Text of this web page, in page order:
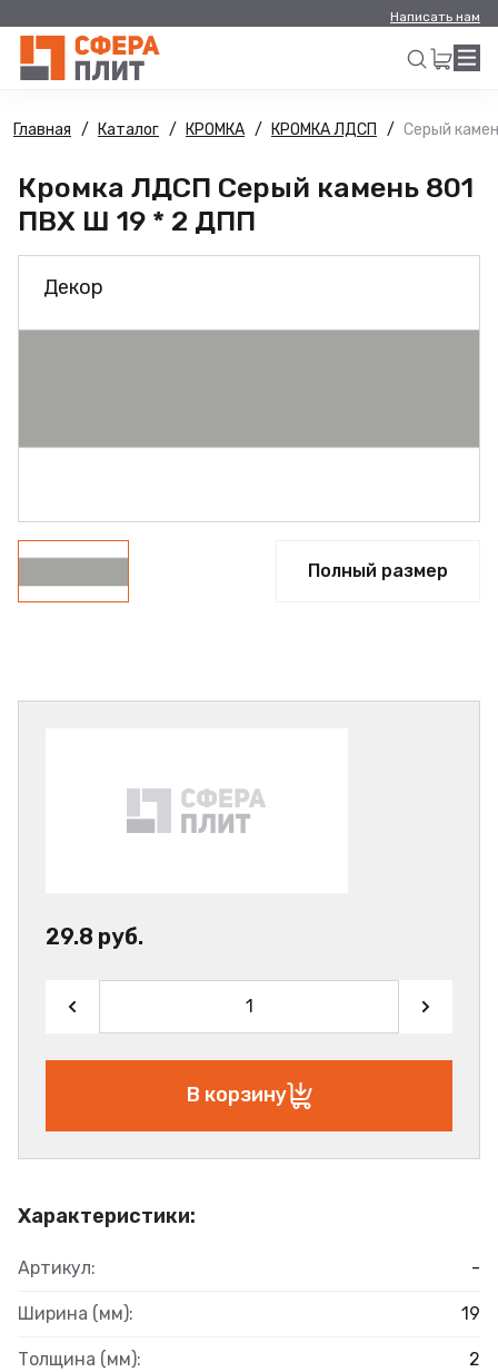
Написать нам
Искать
Главная Каталог КРОМКА КРОМКА ЛДСП Серый
Кромка ЛДСП Серый камень 801
ПВХ Ш 19 * 2 ДПП
Декор
Полный размер
Характеристики:
Артикул: -
Ширина (мм): 19
Толщина (мм): 2
29.8 руб.
В корзину